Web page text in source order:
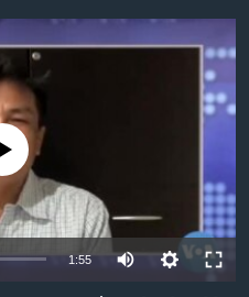
ား
currently available
1:55